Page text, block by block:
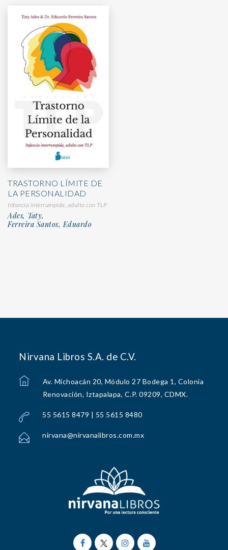
TRASTORNO LÍMITE DE
LA PERSONALIDAD
Infancia interrumpida, adulto con TLP
Ades, Taty,
Ferreira Santos, Eduardo
Nirvana Libros S.A. de C.V.
Av. Michoacán 20, Módulo 27 Bodega 1, Colonia
Renovación, Iztapalapa, C.P. 09209, CDMX.
55 5615 8479 | 55 5615 8480
nirvana@nirvanalibros.com.mx